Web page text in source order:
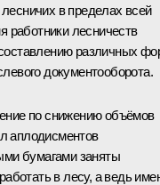
в пределах всей
работники лесничеств
различных
документооборота.
по снижению объёмов
аплодисментов
бумагами заняты
в лесу, а ведь